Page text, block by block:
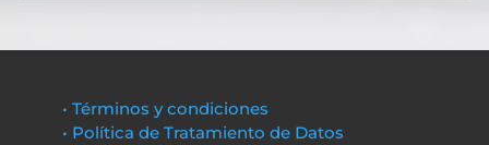
• Términos y condiciones
• Política de Tratamiento de Datos